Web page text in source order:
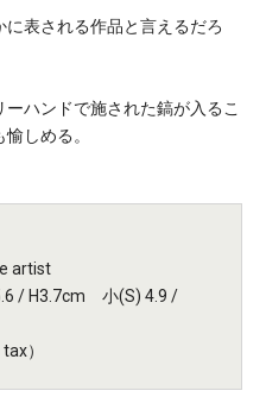
表される作品と言えるだろ
ハンドで施された鎬が入るこ
しめる。
artist
/ H3.7cm 小(S) 4.9 /
）